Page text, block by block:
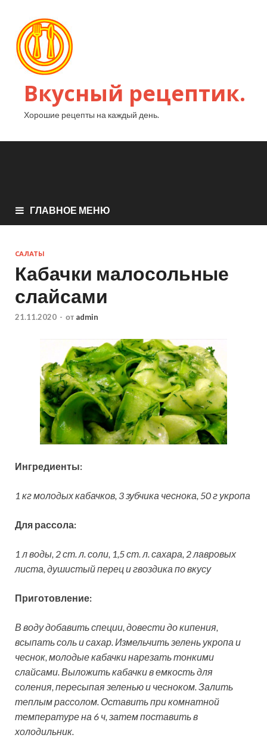
Вкусный рецептик.
Хорошие рецепты на каждый день.
ГЛАВНОЕ МЕНЮ
САЛАТЫ
Кабачки малосольные
слайсами
21.11.2020 - от admin
Ингредиенты:
1 кг молодых кабачков, 3 зубчика чеснока, 50 г укропа
Для рассола:
1 л воды, 2 ст. л. соли, 1,5 ст. л. сахара, 2 лавровых
листа, душистый перец и гвоздика по вкусу
Приготовление:
В воду добавить специи, довести до кипения,
всыпать соль и сахар. Измельчить зелень укропа и
чеснок, молодые кабачки нарезать тонкими
слайсами. Выложить кабачки в емкость для
соления, пересыпая зеленью и чесноком. Залить
теплым рассолом. Оставить при комнатной
температуре на 6 ч, затем поставить в
холодильник.